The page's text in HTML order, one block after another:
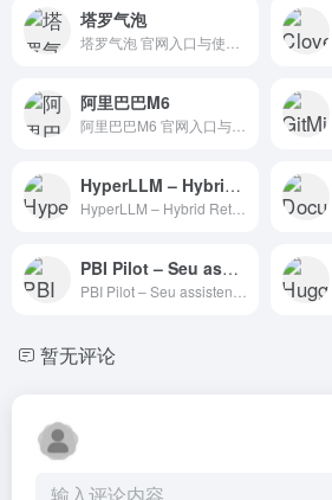
塔罗气泡
阿里巴巴M6
HyperLLM – Hybrid Retrieval Transformers
PBI Pilot – Seu assistente de Power BI
暂无评论